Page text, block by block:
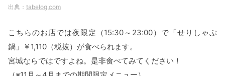
tabelog.com
こちらのお店では夜限定（15:30～23:00）で「せりしゃぶ
鍋」￥1,110（税抜）が食べられます。
宮城ならではですよね。是非食べてみてください！